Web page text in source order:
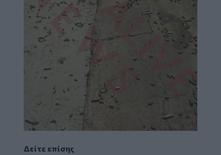
Δείτε επίσης